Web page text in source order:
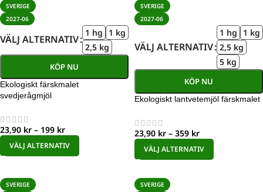
SVERIGE
2027-06
VÄLJ ALTERNATIV
1 hg
1 kg
2,5 kg
KÖP NU
Ekologiskt färskmalet
svedjerågmjöl
23,90 kr – 199 kr
VÄLJ ALTERNATIV
SVERIGE
2027-06
VÄLJ ALTERNATIV
1 hg
1 kg
2,5 kg
5 kg
KÖP NU
Ekologiskt lantvetemjöl färskmalet
23,90 kr – 359 kr
VÄLJ ALTERNATIV
SVERIGE
SVERIGE